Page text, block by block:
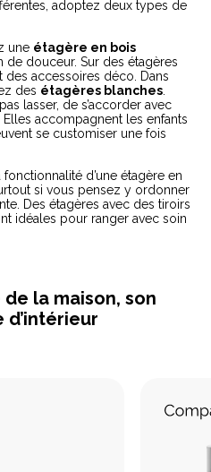
adoptez deux types de
une étagère en bois
douceur. Sur des étagères
accessoires déco. Dans
des étagères blanches
lasser, de s’accorder avec
accompagnent les enfants
se customiser une fois
d’une étagère en
si vous pensez y ordonner
Des étagères avec des tiroirs
idéales pour ranger avec soin
la maison, son
d’intérieur